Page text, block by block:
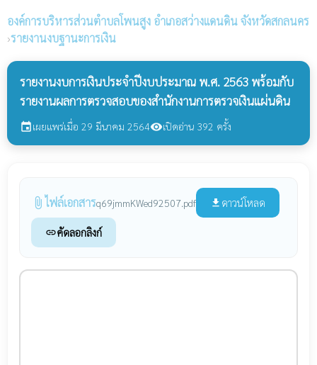
องค์การบริหารส่วนตำบลโพนสูง อำเภอสว่างแดนดิน จังหวัดสกลนคร
›รายงานงบฐานะการเงิน
รายงานงบการเงินประจำปีงบประมาณ พ.ศ. 2563 พร้อมกับ
รายงานผลการตรวจสอบของสำนักงานการตรวจเงินแผ่นดิน
eventเผยแพร่เมื่อ 29 มีนาคม 2564visibilityเปิดอ่าน 392 ครั้ง
attach_file ไฟล์เอกสารq69jmmKWed92507.pdf file_download ดาวน์โหลด
linkคัดลอกลิงก์